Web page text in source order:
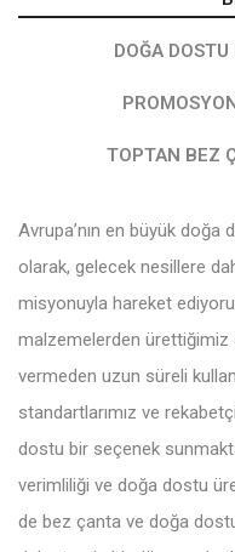
DOĞA
TOPTAN BEZ
Avrupa’nın en büyük
olarak, gelecek nesillere
misyonuyla hareket
malzemelerden ürettiğimiz
vermeden uzun süreli
standartlarımız ve
dostu bir seçenek
verimliliği ve doğa dostu
de bez çanta ve doğa